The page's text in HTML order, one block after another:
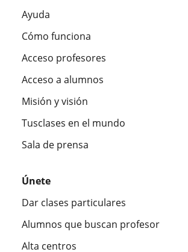
Ayuda
Cómo funciona
Acceso profesores
Acceso a alumnos
Misión y visión
Tusclases en el mundo
Sala de prensa
Únete
Dar clases particulares
Alumnos que buscan profesor
Alta centros